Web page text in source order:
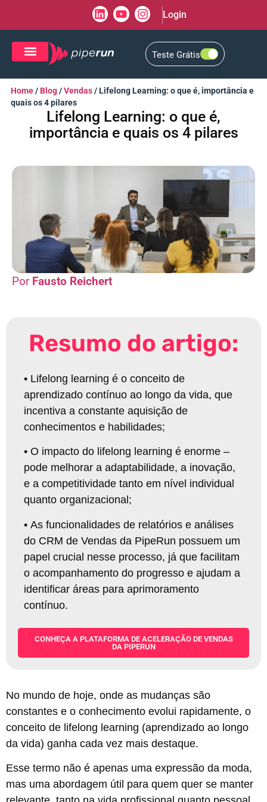
Login
Teste Grátis
Home/ Blog/Vendas/Lifelong Learning: o que é, importância e
quais os 4 pilares
Lifelong Learning: o que é,
importância e quais os 4 pilares
Fausto Reichert
Resumo do artigo:
• Lifelong learning é o conceito de
aprendizado contínuo ao longo da vida, que
incentiva a constante aquisição de
conhecimentos e habilidades;
• O impacto do lifelong learning é enorme –
pode melhorar a adaptabilidade, a inovação,
e a competitividade tanto em nível individual
quanto organizacional ;
• As funcionalidades de relatórios e análises
do CRM de Vendas da PipeRun possuem um
papel crucial nesse processo, já que facilitam
o acompanhamento do progresso e ajudam a
identificar áreas para aprimoramento
contínuo.
CONHEÇA A PLATAFORMA DE ACELERAÇÃO DE VENDAS
DA PIPERUN
No mundo de hoje, onde as mudanças são
constantes e o conhecimento evolui rapidamente, o
conceito de lifelong learning (aprendizado ao longo
da vida) ganha cada vez mais destaque.
Esse termo não é apenas uma expressão da moda,
mas uma abordagem útil para quem quer se manter